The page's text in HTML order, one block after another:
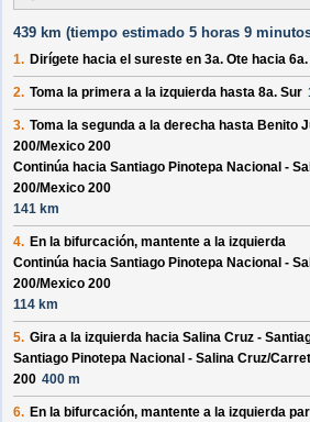
439 km (tiempo estimado 5 horas 9
1. Dirígete hacia el sureste en 3a. Ote hacia
2. Toma la primera a la izquierda hasta 8a. Sur
3. Toma la segunda a la derecha hasta Benito
200/Mexico 200
Continúa hacia Santiago Pinotepa Nacional -
200/Mexico 200
141 km
4. En la bifurcación, mantente a la izquierda
Continúa hacia Santiago Pinotepa Nacional -
200/Mexico 200
114 km
5. Gira a la izquierda hacia Salina Cruz -
Santiago Pinotepa Nacional - Salina Cruz/
200 400 m
6. En la bifurcación, mantente a la izquierda